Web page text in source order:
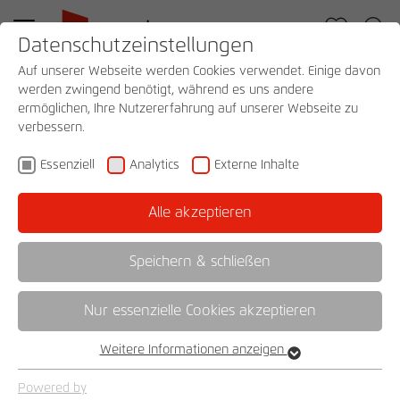
all products
company
Quality and Sustainability
Made in Germany
sustainably produced
Assembly instructions
Assembly videos
Service
Furniture care and instructions
Complaint form
Service Complaint form
Datenschutzeinstellungen
Auf unserer Webseite werden Cookies verwendet. Einige davon
werden zwingend benötigt, während es uns andere
ermöglichen, Ihre Nutzererfahrung auf unserer Webseite zu
verbessern.
Essenziell Analytics Externe Inhalte
Alle akzeptieren
Speichern & schließen
Nur essenzielle Cookies akzeptieren
Essenzielle Cookies werden für grundlegende Funktionen der
Weitere Informationen anzeigen
Powered by